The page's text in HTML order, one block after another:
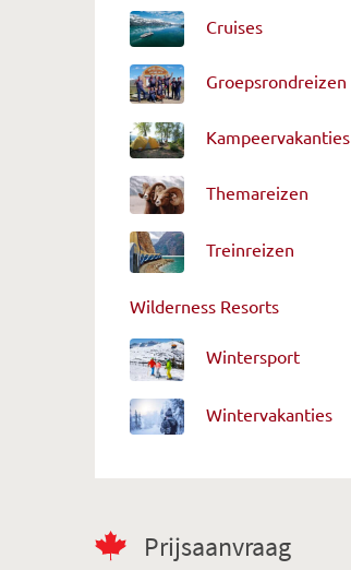
Cruises
Groepsrondreizen
Kampeervakanties
Themareizen
Treinreizen
Wilderness Resorts
Wintersport
Wintervakanties
Prijsaanvraag